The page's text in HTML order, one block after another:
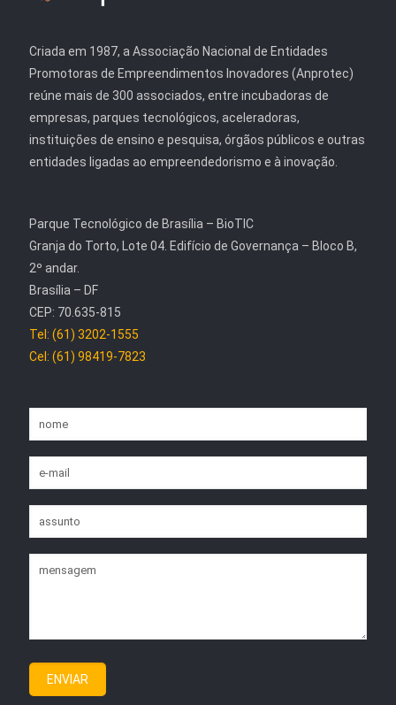
Criada em 1987, a Associação Nacional de Entidades
Promotoras de Empreendimentos Inovadores (Anprotec)
reúne mais de 300 associados, entre incubadoras de
empresas, parques tecnológicos, aceleradoras,
instituições de ensino e pesquisa, órgãos públicos e outras
entidades ligadas ao empreendedorismo e à inovação.
Parque Tecnológico de Brasília – BioTIC
Granja do Torto, Lote 04. Edifício de Governança – Bloco B,
2º andar.
Brasília – DF
CEP: 70.635-815
Tel: (61) 3202-1555
Cel: (61) 98419-7823